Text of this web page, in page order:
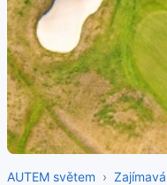
AUTEM světem